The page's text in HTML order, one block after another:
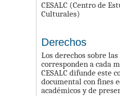
CESALC (Centro de
Culturales)
Derechos
Los derechos sobre
corresponden a cada
CESALC difunde este
documental con fines
académicos y de